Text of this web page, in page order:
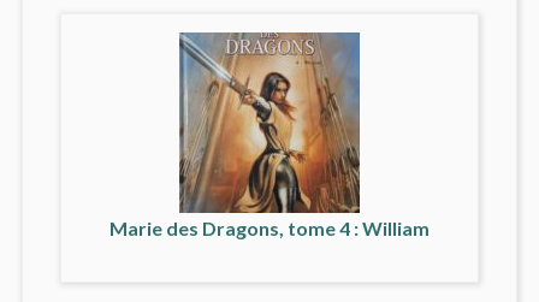
Marie des Dragons, tome 4 : William